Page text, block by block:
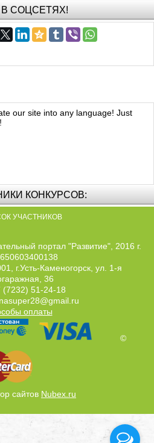
СОЦСЕТЯХ!
our site into any language! Just
КОНКУРСОВ:
УЧАСТНИКОВ
портал "Развитие", 2016 г.
г.Усть-Каменогорск, ул. 1-я
36
(7232) 51-24-18
оплаты
©
сайтов Nubex.ru